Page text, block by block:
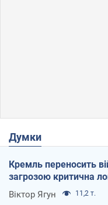
Думки
Кремль переносить
загрозою критична
Віктор Ягун 11,2 т.